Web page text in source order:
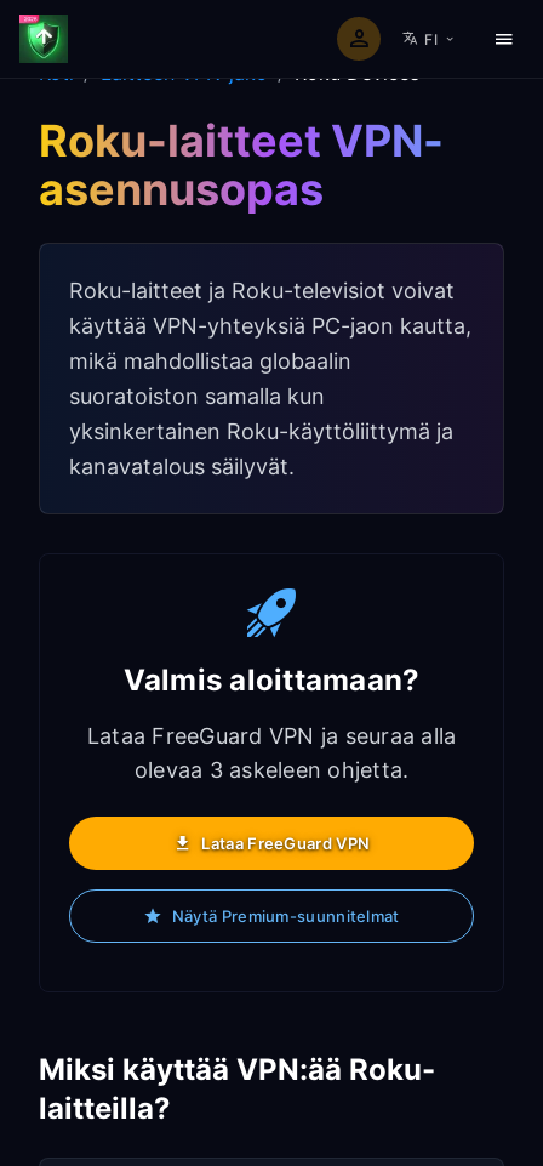
FI
Koti / Laitteen VPN-jako / Roku Devices
Roku-laitteet VPN-
asennusopas
Roku-laitteet ja Roku-televisiot voivat
käyttää VPN-yhteyksiä PC-jaon kautta,
mikä mahdollistaa globaalin
suoratoiston samalla kun
yksinkertainen Roku-käyttöliittymä ja
kanavatalous säilyvät.
Valmis aloittamaan?
Lataa FreeGuard VPN ja seuraa alla
olevaa 3 askeleen ohjetta.
Lataa FreeGuard VPN
Näytä Premium-suunnitelmat
Miksi käyttää VPN:ää Roku-
laitteilla?